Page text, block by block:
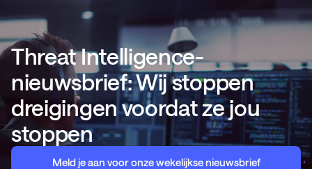
Threat Intelligence-
nieuwsbrief: Wij stoppen
dreigingen voordat ze jou
stoppen
Meld je aan voor onze wekelijkse nieuwsbrief